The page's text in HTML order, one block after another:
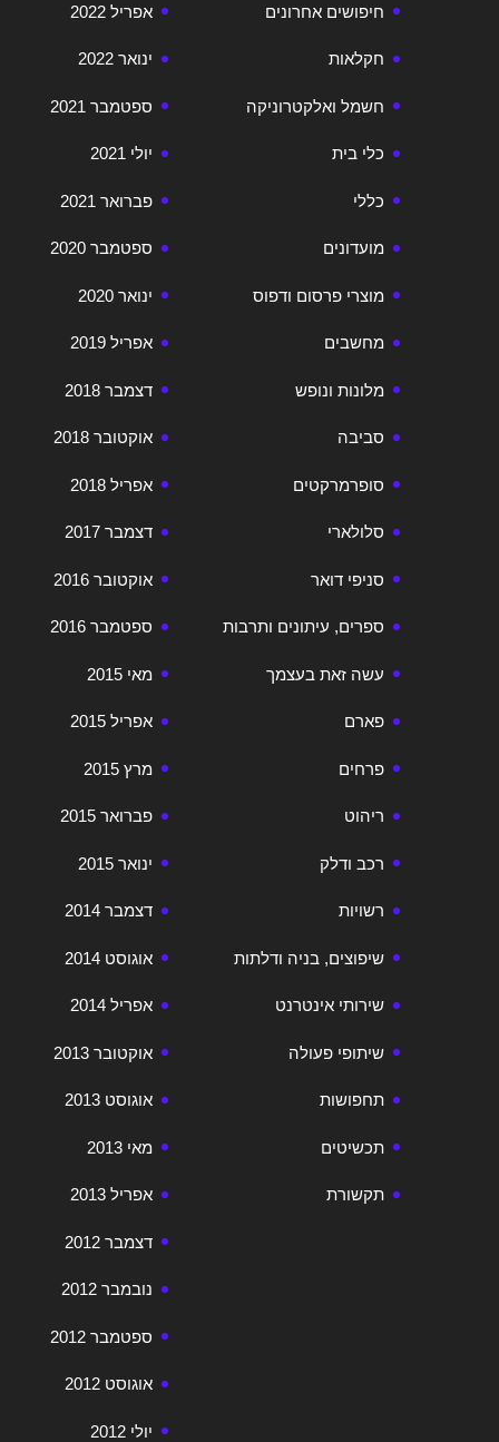
אפריל 2022
ינואר 2022
ספטמבר 2021
יולי 2021
פברואר 2021
ספטמבר 2020
ינואר 2020
אפריל 2019
דצמבר 2018
אוקטובר 2018
אפריל 2018
דצמבר 2017
אוקטובר 2016
ספטמבר 2016
מאי 2015
אפריל 2015
מרץ 2015
פברואר 2015
ינואר 2015
דצמבר 2014
אוגוסט 2014
אפריל 2014
אוקטובר 2013
אוגוסט 2013
מאי 2013
אפריל 2013
דצמבר 2012
נובמבר 2012
ספטמבר 2012
אוגוסט 2012
יולי 2012
חיפושים אחרונים
חקלאות
חשמל ואלקטרוניקה
כלי בית
כללי
מועדונים
מוצרי פרסום ודפוס
מחשבים
מלונות ונופש
סביבה
סופרמרקטים
סלולארי
סניפי דואר
ספרים, עיתונים ותרבות
עשה זאת בעצמך
פארם
פרחים
ריהוט
רכב ודלק
רשויות
שיפוצים, בניה ודלתות
שירותי אינטרנט
שיתופי פעולה
תחפושות
תכשיטים
תקשורת